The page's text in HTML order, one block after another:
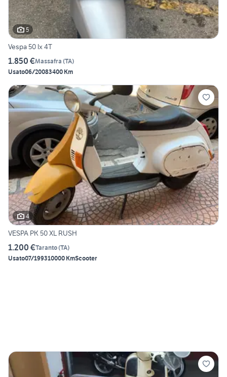
5
Vespa 50 lx 4T
1.850 €Massafra (TA)
Usato06/20083400 Km
4
VESPA PK 50 XL RUSH
1.200 €Taranto(TA)
Usato07/199310000 KmScooter